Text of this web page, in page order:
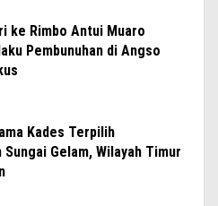
ke Rimbo Antui Muaro
Pembunuhan di Angso
Kades Terpilih
Sungai Gelam, Wilayah Timur